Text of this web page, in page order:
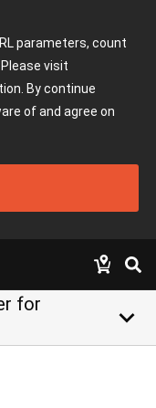
parameters, count
visit
By continue
of and agree on
for
keyboard_arrow_down